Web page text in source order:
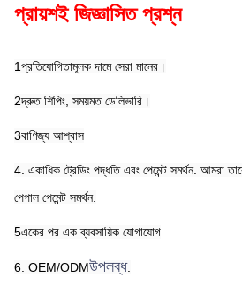
প্রায়শই জিজ্ঞাসিত প্রশ্ন
1প্রতিযোগিতামূলক দামে সেরা মানের।
2দ্রুত শিপিং, সময়মত ডেলিভারি।
3বাণিজ্য আশ্বাস
4. একাধিক ট্রেডিং পদ্ধতি এবং পেমেন্ট সমর্থন. আমরা
পেপাল পেমেন্ট সমর্থন.
5একের পর এক ব্যবসায়িক যোগাযোগ
6. OEM/ODMউপলব্ধ.